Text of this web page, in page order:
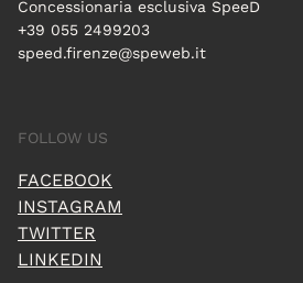
Concessionaria esclusiva SpeeD
+39 055 2499203
speed.firenze@speweb.it
FOLLOW US
FACEBOOK
INSTAGRAM
TWITTER
LINKEDIN